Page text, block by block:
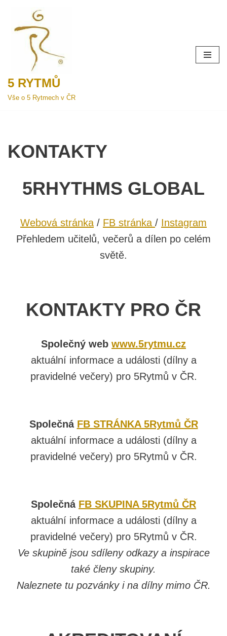
Přeskočit
5 RYTMŮ
Vše o 5 Rytmech v ČR
KONTAKTY
5RHYTHMS GLOBAL
Webová stránka / FB stránka / Instagram
Přehledem učitelů, večerů a dílen po celém
světě.
KONTAKTY PRO ČR
Společný web www.5rytmu.cz
aktuální informace a události (dílny a
pravidelné večery) pro 5Rytmů v ČR.
Společná FB STRÁNKA 5Rytmů ČR
aktuální informace a události (dílny a
pravidelné večery) pro 5Rytmů v ČR.
Společná FB SKUPINA 5Rytmů ČR
aktuální informace a události (dílny a
pravidelné večery) pro 5Rytmů v ČR.
Ve skupině jsou sdíleny odkazy a inspirace
také členy skupiny.
Naleznete tu pozvánky i na dílny mimo ČR.